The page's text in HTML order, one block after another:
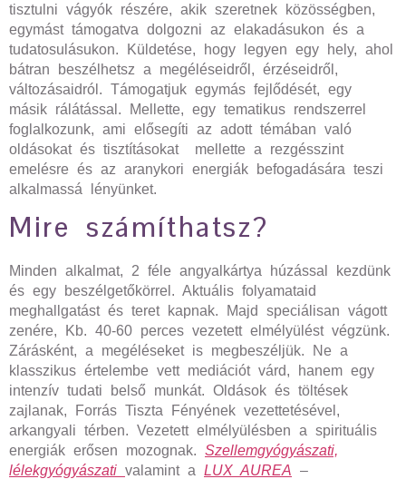
tisztulni vágyók részére, akik szeretnek közösségben,
egymást támogatva dolgozni az elakadásukon és a
tudatosulásukon. Küldetése, hogy legyen egy hely, ahol
bátran beszélhetsz a megéléseidről, érzéseidről,
változásaidról. Támogatjuk egymás fejlődését, egy
másik rálátással. Mellette, egy tematikus rendszerrel
foglalkozunk, ami elősegíti az adott témában való
oldásokat és tisztításokat mellette a rezgésszint
emelésre és az aranykori energiák befogadására teszi
alkalmassá lényünket.
Mire számíthatsz?
Minden alkalmat, 2 féle angyalkártya húzással kezdünk
és egy beszélgetőkörrel. Aktuális folyamataid
meghallgatást és teret kapnak. Majd speciálisan vágott
zenére, Kb. 40-60 perces vezetett elmélyülést végzünk.
Zárásként, a megéléseket is megbeszéljük. Ne a
klasszikus értelembe vett mediációt várd, hanem egy
intenzív tudati belső munkát. Oldások és töltések
zajlanak, Forrás Tiszta Fényének vezettetésével,
arkangyali térben. Vezetett elmélyülésben a spirituális
energiák erősen mozognak. Szellemgyógyászati,
lélekgyógyászati valamint a LUX AUREA –